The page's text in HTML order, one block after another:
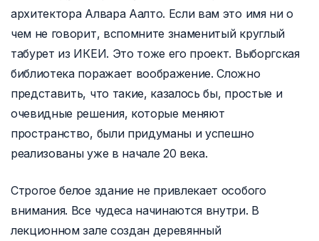
архитектора Алвара Аалто. Если вам это имя ни о
чем не говорит, вспомните знаменитый круглый
табурет из ИКЕИ. Это тоже его проект. Выборгская
библиотека поражает воображение. Сложно
представить, что такие, казалось бы, простые и
очевидные решения, которые меняют
пространство, были придуманы и успешно
реализованы уже в начале 20 века.
Строгое белое здание не привлекает особого
внимания. Все чудеса начинаются внутри. В
лекционном зале создан деревянный